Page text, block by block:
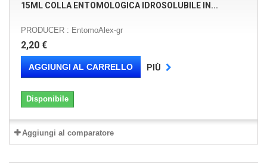
15ML COLLA ENTOMOLOGICA IDROSOLUBILE IN...
PRODUCER : EntomoAlex-gr
2,20 €
AGGIUNGI AL CARRELLO PIÙ
Disponibile
Aggiungi al comparatore